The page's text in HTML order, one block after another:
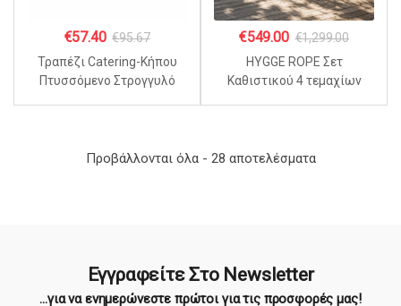
€57.40 €95.67
Τραπέζι Catering-Κήπου
Πτυσσόμενο Στρογγυλό
€549.00 €1,299.00
HYGGE ROPE Σετ
Καθιστικού 4 τεμαχίων
Προβάλλονται όλα - 28 αποτελέσματαSorted
Εγγραφείτε Στο Newsletter
...για να ενημερώνεστε πρώτοι για τις προσφορές μας!